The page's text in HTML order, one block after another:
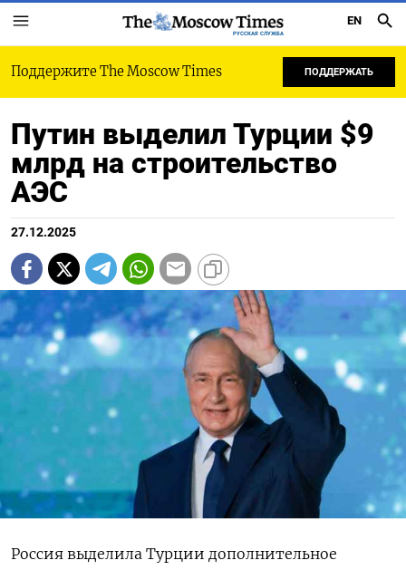
РУССКАЯ СЛУЖБА
EN
Поддержите The Moscow Times ПОДДЕРЖАТЬ
Путин выделил Турции $9
млрд на строительство
АЭС
27.12.2025
Россия выделила Турции дополнительное